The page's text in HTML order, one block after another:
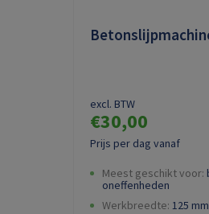
Prijs per dag vanaf
€30,00
excl. BTW
Meest geschikt voor:
oneffenheden
Werkbreedte: 125 mm